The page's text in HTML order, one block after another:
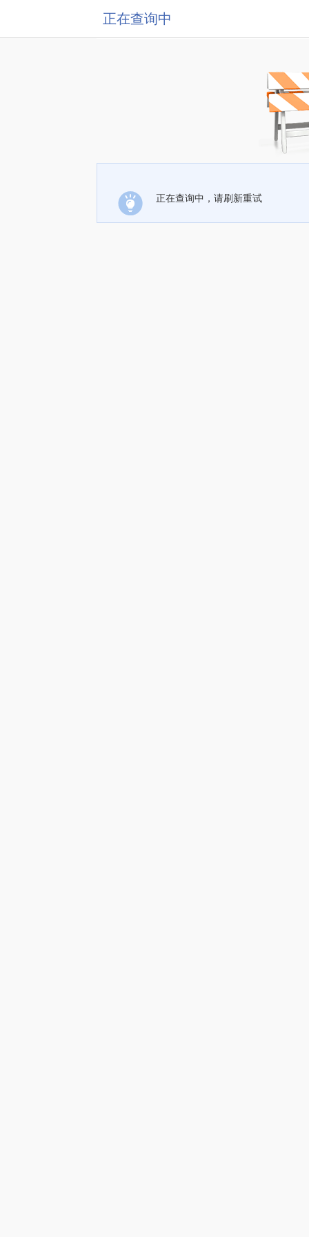
正在查询中
正在查询中，请刷新重试